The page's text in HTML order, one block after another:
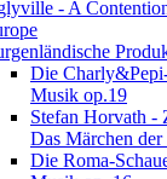
- A
Die
Musik op.19
Stefan Horvath -
Das Märchen
Die Roma-